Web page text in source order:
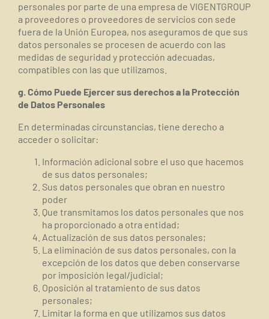
personales por parte de una empresa de VIGENTGROUP
a proveedores o proveedores de servicios con sede
fuera de la Unión Europea, nos aseguramos de que sus
datos personales se procesen de acuerdo con las
medidas de seguridad y protección adecuadas,
compatibles con las que utilizamos.
g. Cómo Puede Ejercer sus derechos a la Protección
de Datos Personales
En determinadas circunstancias, tiene derecho a
acceder o solicitar:
Información adicional sobre el uso que hacemos
de sus datos personales;
Sus datos personales que obran en nuestro
poder
Que transmitamos los datos personales que nos
ha proporcionado a otra entidad;
Actualización de sus datos personales;
La eliminación de sus datos personales, con la
excepción de los datos que deben conservarse
por imposición legal/judicial;
Oposición al tratamiento de sus datos
personales;
Limitar la forma en que utilizamos sus datos